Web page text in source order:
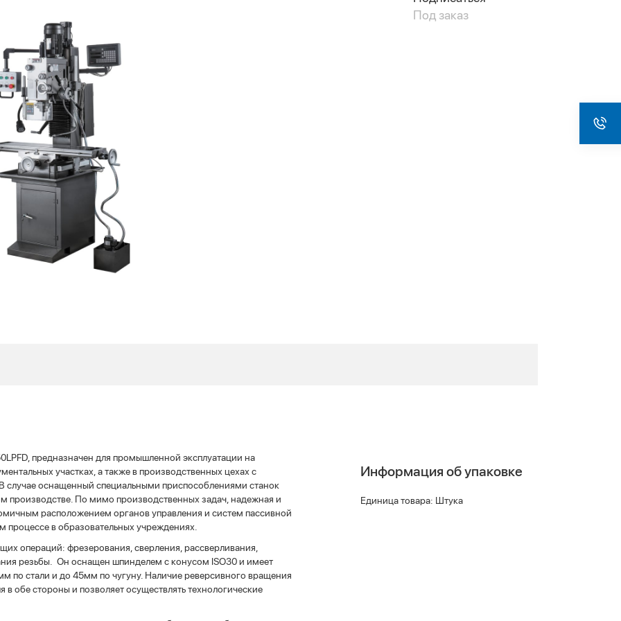
Под заказ
предназначен для промышленной эксплуатации на
участках, а также в производственных цехах с
оснащенный специальными приспособлениями станок
По мимо производственных задач, надежная и
расположением органов управления и систем пассивной
процессе в образовательных учреждениях.
операций: фрезерования, сверления, рассверливания,
резьбы. Он оснащен шпинделем с конусом ISO30 и имеет
по стали и до 45мм по чугуну. Наличие реверсивного вращения
обе стороны и позволяет осуществлять технологические
Информация об упаковке
Единица товара: Штука